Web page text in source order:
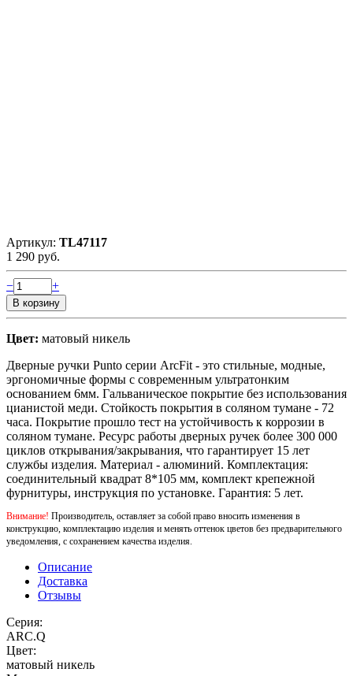
Артикул: TL47117
1 290 руб.
− +
Цвет: матовый никель
Дверные ручки Punto серии ArcFit - это стильные, модные,
эргономичные формы c современным ультратонким
основанием 6мм. Гальваническое покрытие без использования
цианистой меди. Стойкость покрытия в соляном тумане - 72
часа. Покрытие прошло тест на устойчивость к коррозии в
соляном тумане. Ресурс работы дверных ручек более 300 000
циклов открывания/закрывания, что гарантирует 15 лет
службы изделия. Материал - алюминий. Комплектация:
соединительный квадрат 8*105 мм, комплект крепежной
фурнитуры, инструкция по установке. Гарантия: 5 лет.
Внимание! Производитель, оставляет за собой право вносить изменения в
конструкцию, комплектацию изделия и менять оттенок цветов без предварительного
уведомления, с сохранением качества изделия.
Описание
Доставка
Отзывы
Серия:
ARC.Q
Цвет:
матовый никель